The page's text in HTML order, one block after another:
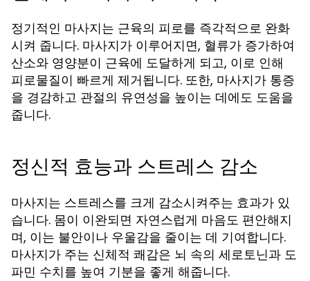
정기적인 마사지는 근육의 피로를 즉각적으로 완화
시켜 줍니다. 마사지가 이루어지면, 혈류가 증가하여
산소와 영양분이 근육에 도달하게 되고, 이로 인해
피로물질이 빠르게 제거됩니다. 또한, 마사지가 통증
을 경감하고 관절의 유연성을 높이는 데에도 도움을
줍니다.
정신적 효능과 스트레스 감소
마사지는 스트레스를 크게 감소시켜주는 효과가 있
습니다. 몸이 이완되면 자연스럽게 마음도 편안해지
며, 이는 불안이나 우울감을 줄이는 데 기여합니다.
마사지가 주는 신체적 쾌감은 뇌 속의 세로토닌과 도
파민 수치를 높여 기분을 좋게 해줍니다.